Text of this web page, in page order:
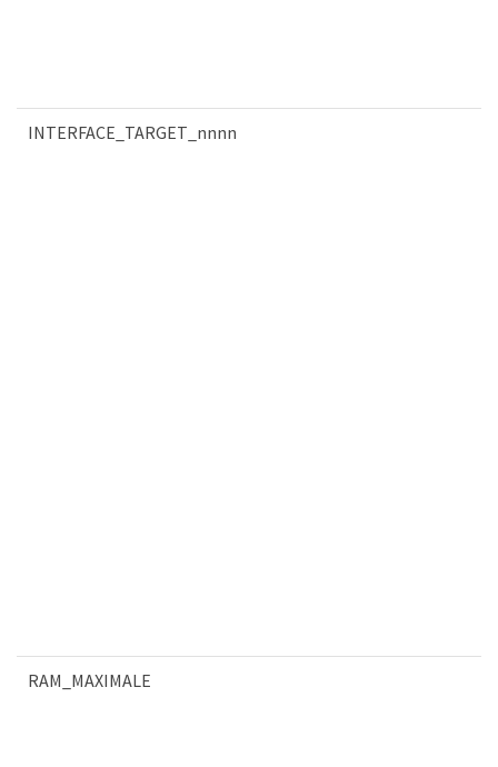
INTERFACE_TARGET_nnnn
RAM_MAXIMALE